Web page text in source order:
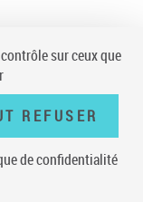
sur ceux que
REFUSER
de confidentialité